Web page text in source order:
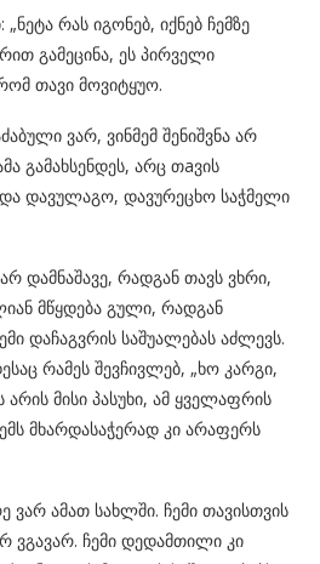
რას იგონებ, იქნებ ჩემზე
გამეცინა, ეს პირველი
თავი მოვიტყუო.
ვარ, ვინმემ შენიშვნა არ
გამახსენდეს, არც თaვის
დავულაგო, დავურეცხო საჭმელი
დამნაშავე, რადგან თავს ვხრი,
მწყდება გული, რადგან
დაჩაგვრის საშუალებას აძლევს.
რამეს შევჩივლებ, „ხო კარგი,
მისი პასუხი, ამ ყველაფრის
მხარდასაჭერად კი არაფერს
ვარ ამათ სახლში. ჩემი თავისთვის
ვგავარ. ჩემი დედამთილი კი